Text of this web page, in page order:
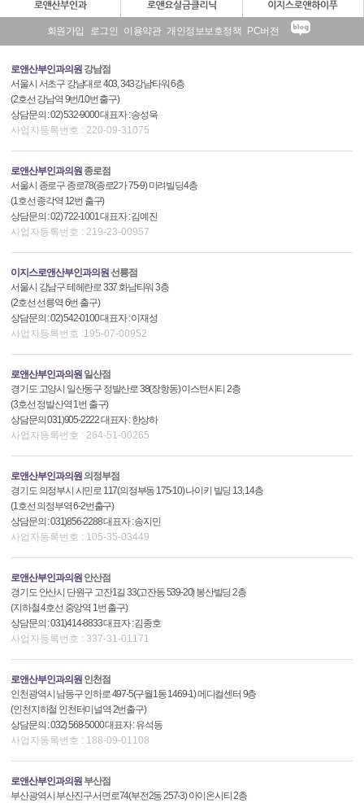
후
회원가입 로그인 이용약관 개인정보보호정책 PC버전
로앤산부인과의원 강남점
서울시 서초구 강남대로 403, 343강남타워 6층
(2호선 강남역 9번/10번 출구)
상담문의 : 02) 532-9000 대표자 : 송성욱
사업자등록번호 : 220-09-31075
로앤산부인과의원 종로점
서울시 종로구 종로78(종로2가 75-9) 미려빌딩4층
(1호선 종각역 12번 출구)
상담문의 : 02) 722-1001 대표자 : 김예진
사업자등록번호 : 219-23-00957
이지스로앤산부인과의원선릉점
서울시 강남구 테헤란로 337 화남타워 3층
(2호선 선릉역 6번 출구)
상담문의 : 02) 542-0100 대표자 : 이재성
사업자등록번호 :195-07-00952
로앤산부인과의원 일산점
경기도 고양시 일산동구 정발산로 38(장항동) 이스턴시티 2층
(3호선 정발산역 1번 출구)
상담문의 031)905-2222 대표자 : 한상하
사업자등록번호 : 264-51-00265
로앤산부인과의원 의정부점
경기도 의정부시 시민로 117(의정부동 175-10) 나이키 빌딩 13, 14층
(1호선 의정부역 6-2번출구)
상담문의 : 031)856-2288 대표자 : 송지민
사업자등록번호 : 105-35-03449
로앤산부인과의원 안산점
경기도 안산시 단원구 고잔1길 33(고잔동 539-20) 봉산빌딩 2층
(지하철 4호선 중앙역 1번 출구)
상담문의 : 031)414-8833 대표자 : 김종호
사업자등록번호 : 337-31-01171
로앤산부인과의원 인천점
인천광역시 남동구 인하로 497-5(구월1동 1469-1) 메디컬센터 9층
(인천지하철 인천터미널역 2번출구)
상담문의 : 032) 568-5000 대표자 : 유석동
사업자등록번호 : 188-09-01108
로앤산부인과의원 부산점
부산광역시 부산진구 서면로74(부전2동 257-3) 아이온시티 2층